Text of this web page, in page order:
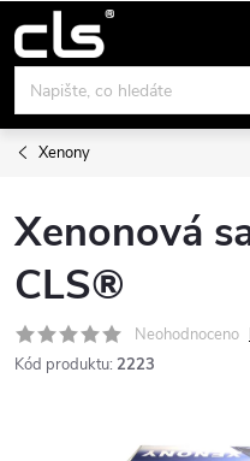
na
obsah
Xenony
Xenonová
CLS®
Neohodnoceno
Kód produktu: 2223